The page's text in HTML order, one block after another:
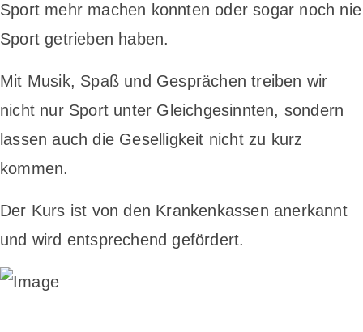
Sport mehr machen konnten oder sogar noch nie
Sport getrieben haben.
Mit Musik, Spaß und Gesprächen treiben wir
nicht nur Sport unter Gleichgesinnten, sondern
lassen auch die Geselligkeit nicht zu kurz
kommen.
Der Kurs ist von den Krankenkassen anerkannt
und wird entsprechend gefördert.